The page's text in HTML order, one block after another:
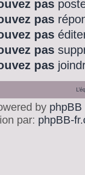
pas
pas
pas
pas
pas
by phpBB
par: phpBB-